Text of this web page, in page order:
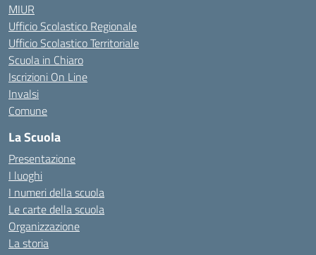
MIUR
Ufficio Scolastico Regionale
Ufficio Scolastico Territoriale
Scuola in Chiaro
Iscrizioni On Line
Invalsi
Comune
La Scuola
Presentazione
I luoghi
I numeri della scuola
Le carte della scuola
Organizzazione
La storia